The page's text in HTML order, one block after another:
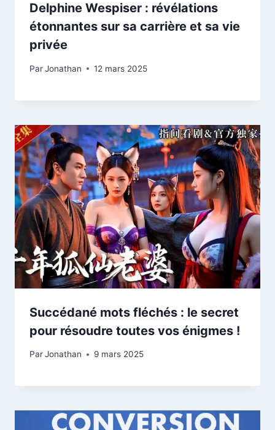
Delphine Wespiser : révélations
étonnantes sur sa carrière et sa vie
privée
ParJonathan 12 mars 2025
Succédané mots fléchés : le secret
pour résoudre toutes vos énigmes !
ParJonathan 9 mars 2025